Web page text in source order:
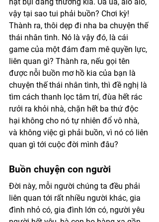
hạt bụi đáng thương kia. Ủa ủa, alo alo,
vậy tại sao tui phải buồn? Chơi kỳ!
Thành ra, thôi dẹp đi nha ba chuyện thế
thái nhân tình. Nó là vậy đó, là cái
game của một đám đam mê quyền lực,
liên quan gì? Thành ra, nếu gọi tên
được nỗi buồn mơ hồ kia của bạn là
chuyện thế thái nhân tình, thì đề nghị là
tìm cách thanh lọc tâm trí, đùa hết rác
rưởi ra khỏi nhà, chặn hết ba thứ độc
hại không cho nó tự nhiên đổ vô nhà,
và không việc gì phải buồn, vì nó có liên
quan gì tới cuộc đời mình đâu?
Buồn chuyện con người
Đời này, mỗi người chúng ta đều phải
liên quan tới rất nhiều người khác, gia
đình nhỏ có, gia đình lớn có, người yêu